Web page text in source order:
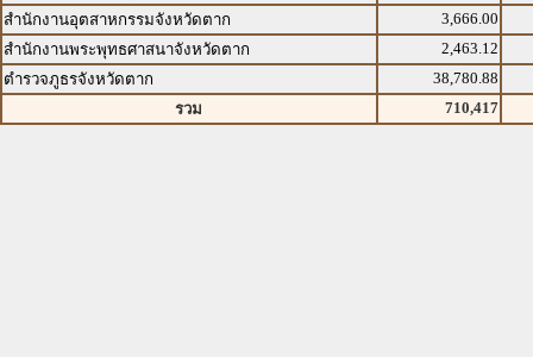
สำนักงานอุตสาหกรรมจังหวัดตาก
3,666.00
สำนักงานพระพุทธศาสนาจังหวัดตาก
2,463.12
ตำรวจภูธรจังหวัดตาก
38,780.88
รวม
710,417